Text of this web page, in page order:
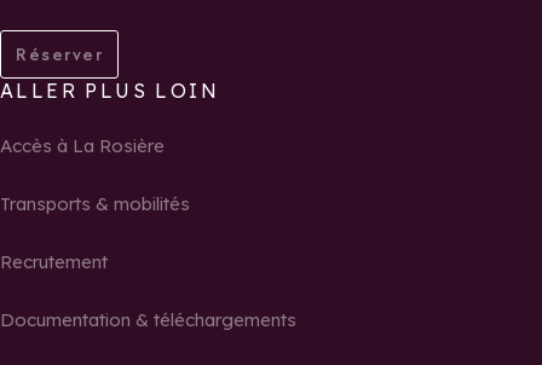
Réserver
ALLER PLUS LOIN
Accès à La Rosière
Transports & mobilités
Recrutement
Documentation & téléchargements